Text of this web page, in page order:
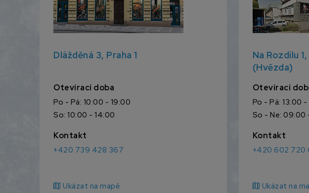
Dlážděná 3, Praha 1
Otevírací doba
Po - Pá: 10:00 - 19:00
So: 10:00 - 14:00
Kontakt
+420 739 428 367
map Ukázat na mapě
Na Rozdílu
(Hvězda)
Otevírací
Po - Pá: 13:00 -
So - Ne: 09:00
Kontakt
+420 602 720
map Ukázat na